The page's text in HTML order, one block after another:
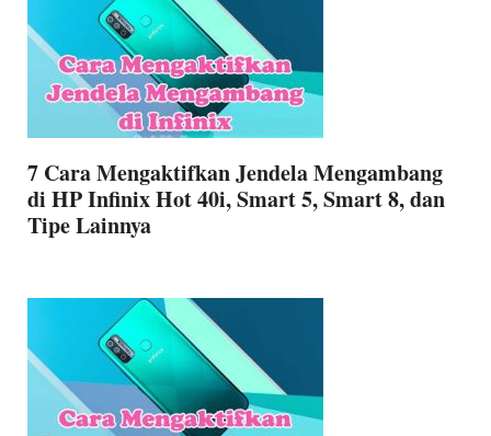
7 Cara Mengaktifkan Jendela Mengambang
di HP Infinix Hot 40i, Smart 5, Smart 8, dan
Tipe Lainnya